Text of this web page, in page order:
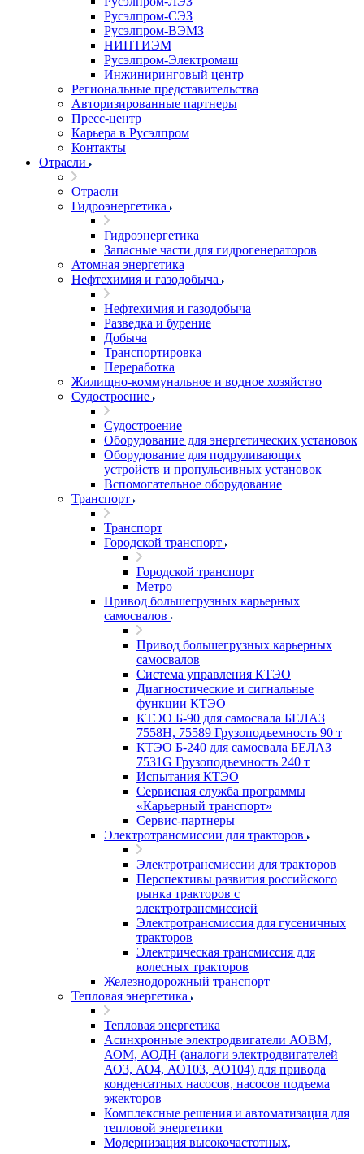
Русэлпром-СЭЗ
Русэлпром-ВЭМЗ
НИПТИЭМ
Русэлпром-Электромаш
Инжиниринговый центр
Региональные представительства
Авторизированные партнеры
Пресс-центр
Карьера в Русэлпром
Контакты
Отрасли
Отрасли
Гидроэнергетика
Гидроэнергетика
Запасные части для гидрогенераторов
Атомная энергетика
Нефтехимия и газодобыча
Нефтехимия и газодобыча
Разведка и бурение
Добыча
Транспортировка
Переработка
Жилищно-коммунальное и водное хозяйство
Судостроение
Судостроение
Оборудование для энергетических установок
Оборудование для подруливающих
устройств и пропульсивных установок
Вспомогательное оборудование
Транспорт
Транспорт
Городской транспорт
Городской транспорт
Метро
Привод большегрузных карьерных
самосвалов
Привод большегрузных карьерных
самосвалов
Система управления КТЭО
Диагностические и сигнальные
функции КТЭО
КТЭО Б-90 для самосвала БЕЛАЗ
7558H, 75589 Грузоподъемность 90 т
КТЭО Б-240 для самосвала БЕЛАЗ
7531G Грузоподъемность 240 т
Испытания КТЭО
Сервисная служба программы
«Карьерный транспорт»
Сервис-партнеры
Электротрансмиссии для тракторов
Электротрансмиссии для тракторов
Перспективы развития российского
рынка тракторов с
электротрансмиссией
Электротрансмиссия для гусеничных
тракторов
Электрическая трансмиссия для
колесных тракторов
Железнодорожный транспорт
Тепловая энергетика
Тепловая энергетика
Асинхронные электродвигатели АОВМ,
АОМ, АОДН (аналоги электродвигателей
АО3, АО4, АО103, АО104) для привода
конденсатных насосов, насосов подъема
эжекторов
Комплексные решения и автоматизация для
тепловой энергетики
Модернизация высокочастотных,